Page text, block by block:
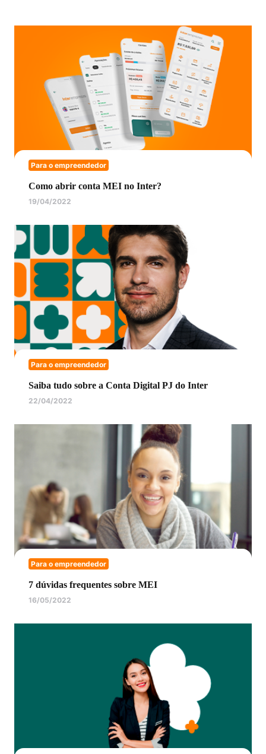
Para o empreendedor
Como abrir conta MEI no Inter?
19/04/2022
Para o empreendedor
Saiba tudo sobre a Conta Digital PJ do Inter
22/04/2022
Para o empreendedor
7 dúvidas frequentes sobre MEI
16/05/2022